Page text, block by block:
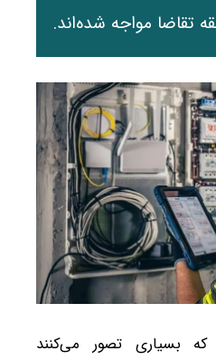
تقاضا مواجه شده‌اند.
بسیاری تصور می‌کنند